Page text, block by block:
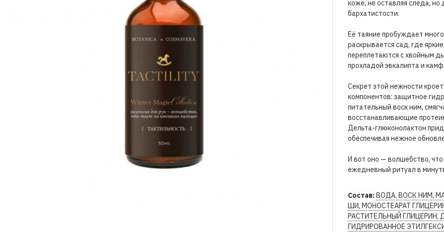
коже, не оставляя следа,
бархатистости.
Её таяние пробуждает
раскрывается сад, где
переплетаются с хвойным
прохладой эвкалипта и
Секрет этой нежности
компонентов: защитное
питательный воск ним,
восстанавливающие
Дельта-глюконолактон
обеспечивая нежное
И вот оно — волшебство,
ежедневный ритуал в
Состав:ВОДА, ВОСК НИМ,
ШИ, МОНОСТЕАРАТ
РАСТИТЕЛЬНЫЙ ГЛИЦЕРИН,
ГИДРИРОВАННОЕ